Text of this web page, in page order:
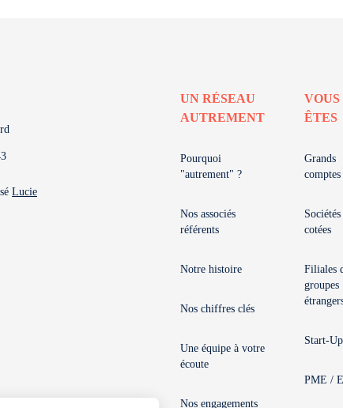
Lucie
UN RÉSEAU
AUTREMENT
Pourquoi
"autrement" ?
Nos associés
référents
Notre histoire
Nos chiffres clés
Une équipe à votre
écoute
Nos engagements
VOUS
ÊTES
Grands
comptes
Sociétés
cotées
Filiales
groupes
Start-Up
PME /